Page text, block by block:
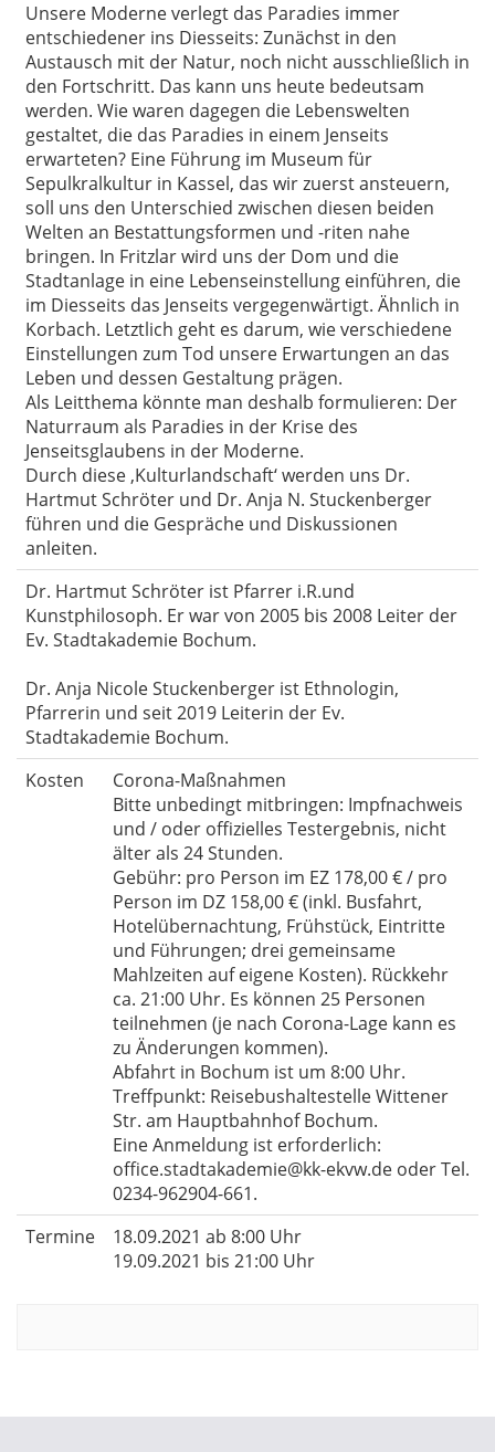
Unsere Moderne verlegt das Paradies immer
entschiedener ins Diesseits: Zunächst in den
Austausch mit der Natur, noch nicht ausschließlich in
den Fortschritt. Das kann uns heute bedeutsam
werden. Wie waren dagegen die Lebenswelten
gestaltet, die das Paradies in einem Jenseits
erwarteten? Eine Führung im Museum für
Sepulkralkultur in Kassel, das wir zuerst ansteuern,
soll uns den Unterschied zwischen diesen beiden
Welten an Bestattungsformen und -riten nahe
bringen. In Fritzlar wird uns der Dom und die
Stadtanlage in eine Lebenseinstellung einführen, die
im Diesseits das Jenseits vergegenwärtigt. Ähnlich in
Korbach. Letztlich geht es darum, wie verschiedene
Einstellungen zum Tod unsere Erwartungen an das
Leben und dessen Gestaltung prägen.
Als Leitthema könnte man deshalb formulieren: Der
Naturraum als Paradies in der Krise des
Jenseitsglaubens in der Moderne.
Durch diese ‚Kulturlandschaft‘ werden uns Dr.
Hartmut Schröter und Dr. Anja N. Stuckenberger
führen und die Gespräche und Diskussionen
anleiten.
Dr. Hartmut Schröter ist Pfarrer i.R.und
Kunstphilosoph. Er war von 2005 bis 2008 Leiter der
Ev. Stadtakademie Bochum.
Dr. Anja Nicole Stuckenberger ist Ethnologin,
Pfarrerin und seit 2019 Leiterin der Ev.
Stadtakademie Bochum.
Kosten
Corona-Maßnahmen
Bitte unbedingt mitbringen: Impfnachweis
und / oder offizielles Testergebnis, nicht
älter als 24 Stunden.
Gebühr: pro Person im EZ 178,00 € / pro
Person im DZ 158,00 € (inkl. Busfahrt,
Hotelübernachtung, Frühstück, Eintritte
und Führungen; drei gemeinsame
Mahlzeiten auf eigene Kosten). Rückkehr
ca. 21:00 Uhr. Es können 25 Personen
teilnehmen (je nach Corona-Lage kann es
zu Änderungen kommen).
Abfahrt in Bochum ist um 8:00 Uhr.
Treffpunkt: Reisebushaltestelle Wittener
Str. am Hauptbahnhof Bochum.
Eine Anmeldung ist erforderlich:
office.stadtakademie@kk-ekvw.de oder Tel.
0234-962904-661.
Termine
18.09.2021 ab 8:00 Uhr
19.09.2021 bis 21:00 Uhr